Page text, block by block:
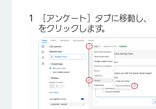
［アンケート］タブに移動し、［
をクリックします。